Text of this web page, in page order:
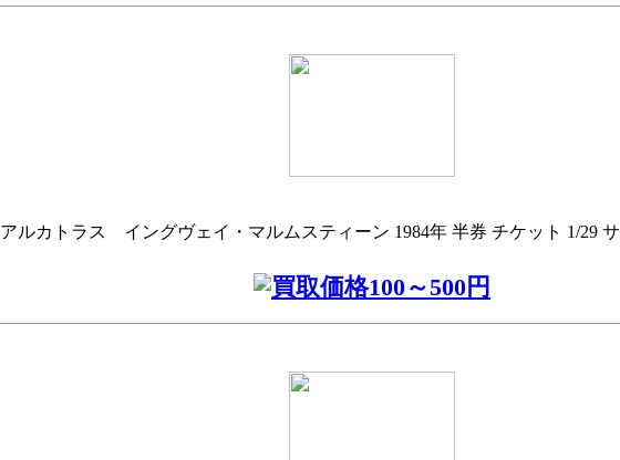
アルカトラス イングヴェイ・マルムスティーン 1984年 半券 チケット 1/29